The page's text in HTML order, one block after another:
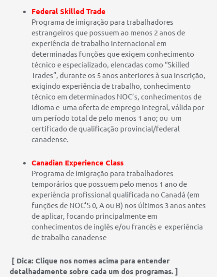
Federal Skilled Trade
Programa de imigração para trabalhadores
estrangeiros que possuem ao menos 2 anos de
experiência de trabalho internacional em
determinadas funções que exigem conhecimento
técnico e especializado, elencadas como “Skilled
Trades”, durante os 5 anos anteriores à sua inscrição,
exigindo experiência de trabalho, conhecimento
técnico em determinados NOC’s, conhecimentos de
idioma e uma oferta de emprego integral, válida por
um período total de pelo menos 1 ano; ou um
certificado de qualificação provincial/federal
canadense.
Canadian Experience Class
Programa de imigração para trabalhadores
temporários que possuem pelo menos 1 ano de
experiência profissional qualificada no Canadá (em
funções de NOC’S 0, A ou B) nos últimos 3 anos antes
de aplicar, focando principalmente em
conhecimentos de inglês e/ou francês e experiência
de trabalho canadense
[ Dica: Clique nos nomes acima para entender
detalhadamente sobre cada um dos programas. ]